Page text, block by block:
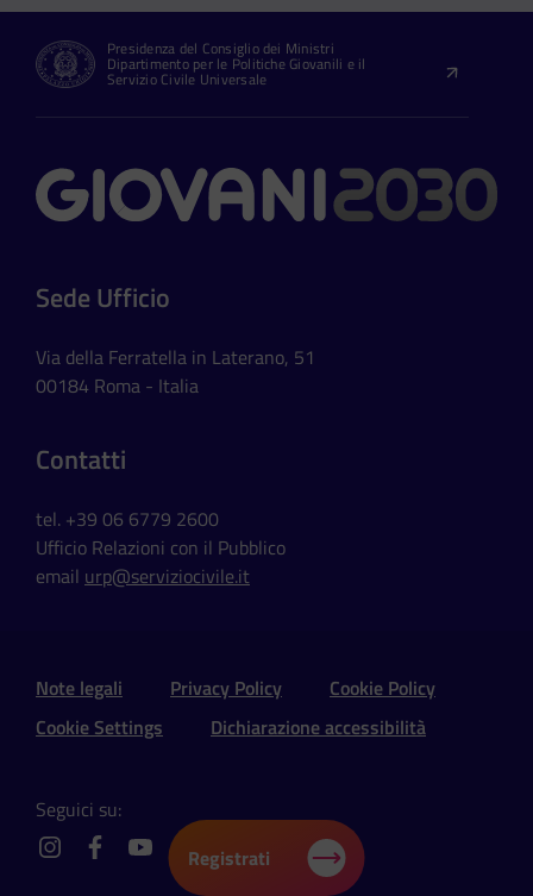
Registrati
Presidenza del Consiglio dei Ministri
Dipartimento per le Politiche Giovanili e il
Servizio Civile Universale
Contatti
Sede Ufficio
Via della Ferratella in Laterano, 51
00184 Roma - Italia
Contatti
tel. +39 06 6779 2600
Ufficio Relazioni con il Pubblico
email urp@serviziocivile.it
Sezione Link Utili e Social
Note legali Privacy Policy
Cookie Policy
Cookie Settings
Dichiarazione accessibilità
Seguici su:
instagramfacebookyoutube